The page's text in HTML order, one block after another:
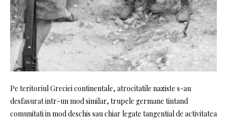
Pe teritoriul Greciei continentale, atrocitatile naziste s-au
desfasurat intr-un mod similar, trupele germane tintand
comunitati in mod deschis sau chiar legate tangential de activitatea